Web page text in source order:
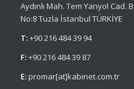
Aydınlı Mah. Tem Yanyol Cad.
No:8 Tuzla İstanbul TÜRKİYE
T:+90 216 484 39 94
F:+90 216 484 39 87
E:promar[at]kabinet.com.tr